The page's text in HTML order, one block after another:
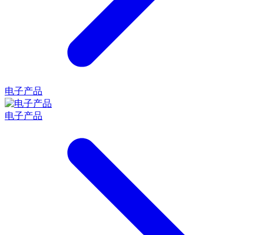
电子产品
电子产品